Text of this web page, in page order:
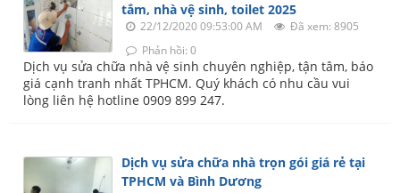
tắm, nhà vệ sinh, toilet 2025
22/12/2020 09:53:00 AM
Đã xem: 8905
Phản hồi: 0
Dịch vụ sửa chữa nhà vệ sinh chuyên nghiệp, tận tâm, báo
giá cạnh tranh nhất TPHCM. Quý khách có nhu cầu vui
lòng liên hệ hotline 0909 899 247.
Dịch vụ sửa chữa nhà trọn gói giá rẻ tại
TPHCM và Bình Dương